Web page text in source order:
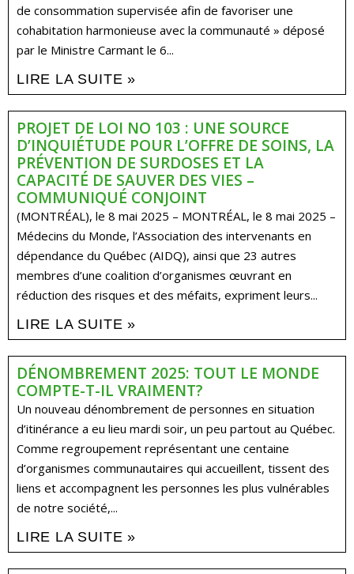
de consommation supervisée afin de favoriser une
cohabitation harmonieuse avec la communauté » déposé
par le Ministre Carmant le 6...
LIRE LA SUITE »
PROJET DE LOI NO 103 : UNE SOURCE
D’INQUIÉTUDE POUR L’OFFRE DE SOINS, LA
PRÉVENTION DE SURDOSES ET LA
CAPACITÉ DE SAUVER DES VIES –
COMMUNIQUÉ CONJOINT
(MONTRÉAL), le 8 mai 2025 – MONTRÉAL, le 8 mai 2025 –
Médecins du Monde, l’Association des intervenants en
dépendance du Québec (AIDQ), ainsi que 23 autres
membres d’une coalition d’organismes œuvrant en
réduction des risques et des méfaits, expriment leurs...
LIRE LA SUITE »
DÉNOMBREMENT 2025: TOUT LE MONDE
COMPTE-T-IL VRAIMENT?
Un nouveau dénombrement de personnes en situation
d’itinérance a eu lieu mardi soir, un peu partout au Québec.
Comme regroupement représentant une centaine
d’organismes communautaires qui accueillent, tissent des
liens et accompagnent les personnes les plus vulnérables
de notre société,...
LIRE LA SUITE »